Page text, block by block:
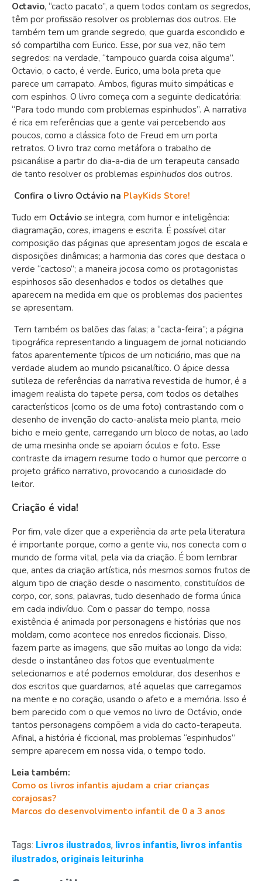
Octavio, “cacto pacato”, a quem todos contam os segredos,
têm por profissão resolver os problemas dos outros. Ele
também tem um grande segredo, que guarda escondido e
só compartilha com Eurico. Esse, por sua vez, não tem
segredos: na verdade, “tampouco guarda coisa alguma”.
Octavio, o cacto, é verde. Eurico, uma bola preta que
parece um carrapato. Ambos, figuras muito simpáticas e
com espinhos. O livro começa com a seguinte dedicatória:
“Para todo mundo com problemas espinhudos”. A narrativa
é rica em referências que a gente vai percebendo aos
poucos, como a clássica foto de Freud em um porta
retratos. O livro traz como metáfora o trabalho de
psicanálise a partir do dia-a-dia de um terapeuta cansado
de tanto resolver os problemas espinhudos dos outros.
Confira o livro Octávio na PlayKids Store!
Tudo em Octávio se integra, com humor e inteligência:
diagramação, cores, imagens e escrita. É possível citar
composição das páginas que apresentam jogos de escala e
disposições dinâmicas; a harmonia das cores que destaca o
verde “cactoso”; a maneira jocosa como os protagonistas
espinhosos são desenhados e todos os detalhes que
aparecem na medida em que os problemas dos pacientes
se apresentam.
Tem também os balões das falas; a “cacta-feira”; a página
tipográfica representando a linguagem de jornal noticiando
fatos aparentemente típicos de um noticiário, mas que na
verdade aludem ao mundo psicanalítico. O ápice dessa
sutileza de referências da narrativa revestida de humor, é a
imagem realista do tapete persa, com todos os detalhes
característicos (como os de uma foto) contrastando com o
desenho de invenção do cacto-analista meio planta, meio
bicho e meio gente, carregando um bloco de notas, ao lado
de uma mesinha onde se apoiam óculos e foto. Esse
contraste da imagem resume todo o humor que percorre o
projeto gráfico narrativo, provocando a curiosidade do
leitor.
Criação é vida!
Por fim, vale dizer que a experiência da arte pela literatura
é importante porque, como a gente viu, nos conecta com o
mundo de forma vital, pela via da criação. É bom lembrar
que, antes da criação artística, nós mesmos somos frutos de
algum tipo de criação desde o nascimento, constituídos de
corpo, cor, sons, palavras, tudo desenhado de forma única
em cada indivíduo. Com o passar do tempo, nossa
existência é animada por personagens e histórias que nos
moldam, como acontece nos enredos ficcionais. Disso,
fazem parte as imagens, que são muitas ao longo da vida:
desde o instantâneo das fotos que eventualmente
selecionamos e até podemos emoldurar, dos desenhos e
dos escritos que guardamos, até aquelas que carregamos
na mente e no coração, usando o afeto e a memória. Isso é
bem parecido com o que vemos no livro de Octávio, onde
tantos personagens compõem a vida do cacto-terapeuta.
Afinal, a história é ficcional, mas problemas “espinhudos”
sempre aparecem em nossa vida, o tempo todo.
Leia também:
Como os livros infantis ajudam a criar crianças
corajosas?
Marcos do desenvolvimento infantil de 0 a 3 anos
Tags: Livros ilustrados, livros infantis, livros infantis
ilustrados, originais leiturinha